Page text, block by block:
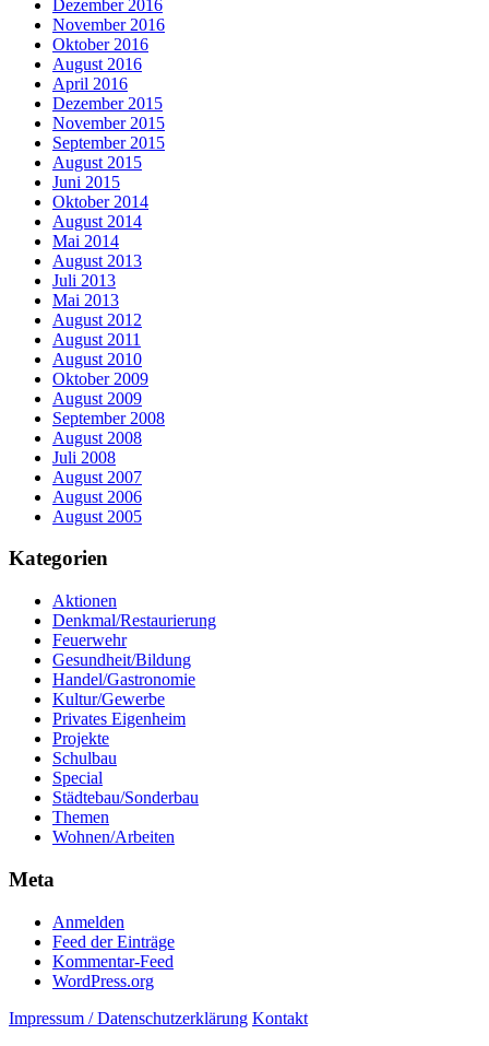
Dezember 2016
November 2016
Oktober 2016
August 2016
April 2016
Dezember 2015
November 2015
September 2015
August 2015
Juni 2015
Oktober 2014
August 2014
Mai 2014
August 2013
Juli 2013
Mai 2013
August 2012
August 2011
August 2010
Oktober 2009
August 2009
September 2008
August 2008
Juli 2008
August 2007
August 2006
August 2005
Kategorien
Aktionen
Denkmal/Restaurierung
Feuerwehr
Gesundheit/Bildung
Handel/Gastronomie
Kultur/Gewerbe
Privates Eigenheim
Projekte
Schulbau
Special
Städtebau/Sonderbau
Themen
Wohnen/Arbeiten
Meta
Anmelden
Feed der Einträge
Kommentar-Feed
WordPress.org
Impressum / Datenschutzerklärung Kontakt